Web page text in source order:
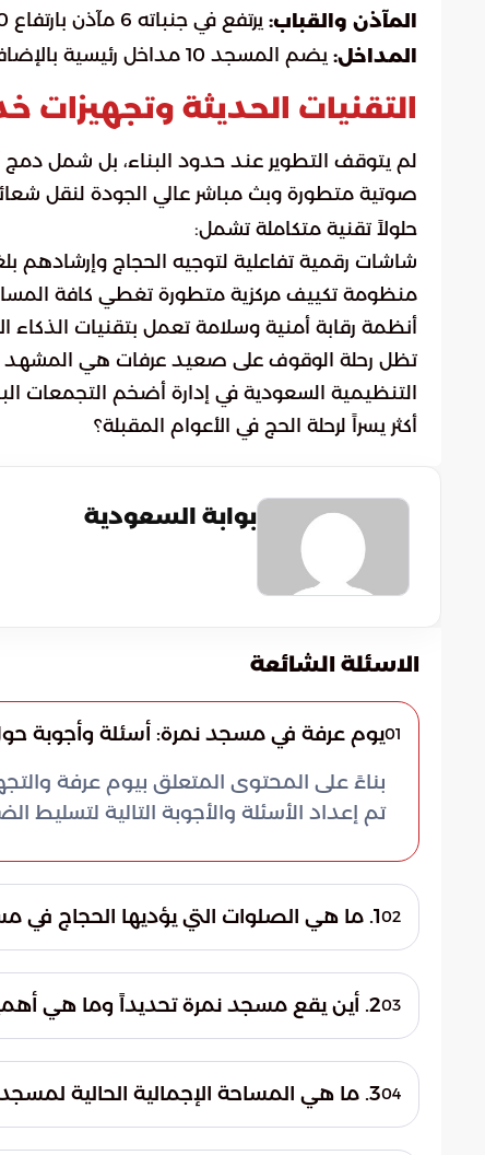
المآذن والقباب: يرتفع في جنباته 6 مآذن بارتفاع 60 متراً، وتتوسطه 3 قباب رئيسية.
المداخل: يضم المسجد 10 مداخل رئيسية بالإضافة إلى 64 بوابة فرعية لضمان انسيابية الخروج والدخول.
التقنيات الحديثة وتجهيزات
لم يتوقف التطوير عند حدود البناء، بل شمل
صوتية متطورة وبث مباشر عالي الجودة لنقل
حلولاً تقنية متكاملة تشمل:
شاشات رقمية تفاعلية لتوجيه الحجاج وإرشادهم
منظومة تكييف مركزية متطورة تغطي كافة
أنظمة رقابة أمنية وسلامة تعمل بتقنيات
تظل رحلة الوقوف على صعيد عرفات هي المشهد
التنظيمية السعودية في إدارة أضخم التجمعات
أكثر يسراً لرحلة الحج في الأعوام المقبلة؟
بوابة السعودية
الاسئلة الشائعة
01يوم عرفة في مسجد نمرة: أسئلة وأجوبة حول
بناءً على المحتوى المتعلق بيوم عرفة
تم إعداد الأسئلة والأجوبة التالية لتسليط
021. ما هي الصلوات التي يؤديها الحجاج في مسجد نمرة يوم عرفة؟
اقتداءً بسنة النبي محمد ﷺ، مع الإنصات032. أين يقع مسجد نمرة تحديداً وما هي أهميته التاريخية؟
أهميته في كونه يقع في الموضع الذي خطب043. ما هي المساحة الإجمالية الحالية لمسجد نمرة؟